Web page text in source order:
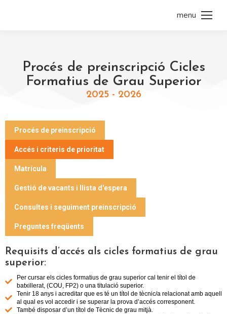
menu
Procés de preinscripció Cicles
Formatius de Grau Superior
2025 - 2026
Procés de preinscripció
Accés i criteris de prioritat
Matrícula
Gestió de vacants i llista d'espera
Consultes i seguiment preinscripció
Preguntes freqüents
Requisits d’accés als cicles formatius de grau
superior:
Per cursar els cicles formatius de grau superior cal tenir el títol de
batxillerat, (COU, FP2) o una titulació superior.
Tenir 18 anys i acreditar que es té un títol de tècnic/a relacionat amb aquell
al qual es vol accedir i se superar la prova d’accés corresponent.
També disposar d’un títol de Tècnic de grau mitjà.